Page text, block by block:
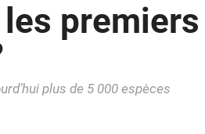
les
plus de 5 000 espèces